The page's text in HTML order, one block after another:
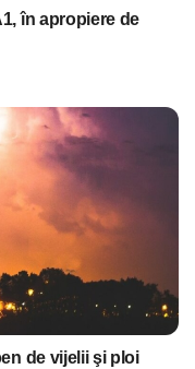
în apropiere de
de vijelii şi ploi